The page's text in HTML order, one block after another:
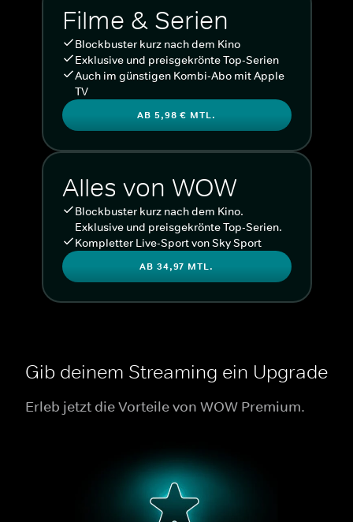
Filme & Serien
Blockbuster kurz nach dem Kino
Exklusive und preisgekrönte Top-Serien
Auch im günstigen Kombi-Abo mit Apple
TV
AB 5,98 € MTL.
Alles von WOW
Blockbuster kurz nach dem Kino.
Exklusive und preisgekrönte Top-Serien.
Kompletter Live-Sport von Sky Sport
AB 34,97 MTL.
Gib deinem Streaming ein Upgrade
Erleb jetzt die Vorteile von WOW Premium.